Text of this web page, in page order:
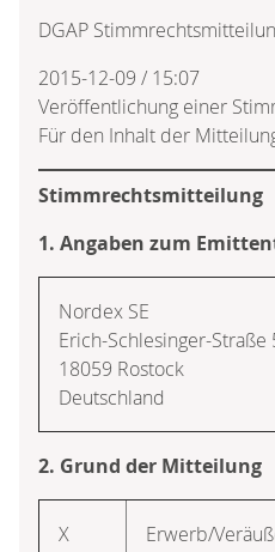
DGAP
2015-12-09 / 15:07
Veröffentlichung einer
Für den Inhalt der
Stimmrechtsmitteilung
1. Angaben zum
Nordex SE
Erich-Schlesinger-Straße
18059 Rostock
Deutschland
2. Grund der Mitteilung
X Erwerb/